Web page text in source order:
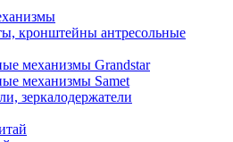
кронштейны антресольные
механизмы Grandstar
механизмы Samet
зеркалодержатели